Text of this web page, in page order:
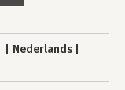
Nederlands